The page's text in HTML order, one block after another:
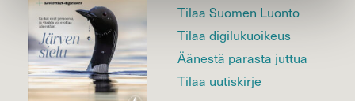
Tilaa Suomen Luonto
Tilaa digilukuoikeus
Äänestä parasta juttua
Tilaa uutiskirje